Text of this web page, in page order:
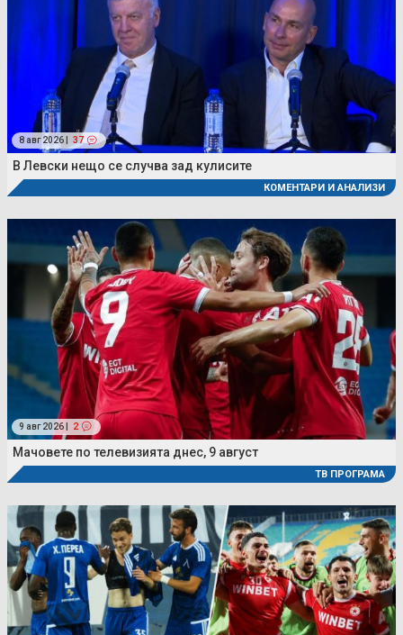
8 авг 2026 | 37
В Левски нещо се случва зад кулисите
КОМЕНТАРИ И АНАЛИЗИ
9 авг 2026 | 2
Мачовете по телевизията днес, 9 август
ТВ ПРОГРАМА